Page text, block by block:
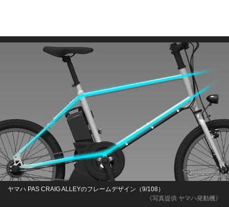
《写真提供 ヤマハ発動機》
ヤマハ PAS CRAIG ALLEYのフレームデザイン（9/108）